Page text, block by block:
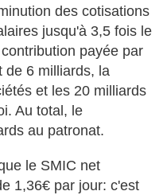
des cotisations
jusqu'à 3,5 fois le
payée par
de 6 milliards, la
et les 20 milliards
Au total, le
au patronat.
le SMIC net
1,36€ par jour: c'est